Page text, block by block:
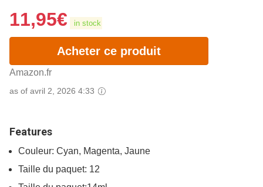
11,95€ in stock
Acheter ce produit
Amazon.fr
as of avril 2, 2026 4:33
Features
Couleur: Cyan, Magenta, Jaune
Taille du paquet: 12